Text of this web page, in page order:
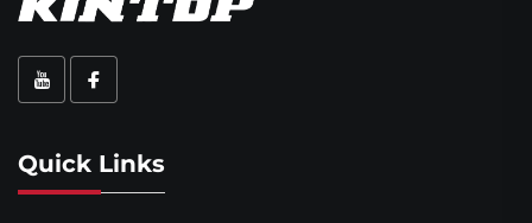
Quick Links